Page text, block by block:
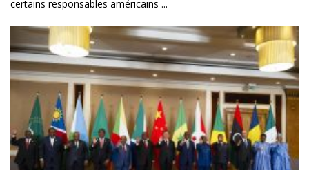
certains responsables américains ...